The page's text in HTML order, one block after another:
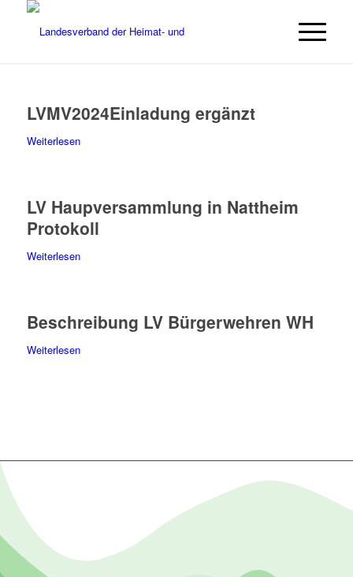
LVMV2024Einladung ergänzt
Weiterlesen
LV Haupversammlung in Nattheim
Protokoll
Weiterlesen
Beschreibung LV Bürgerwehren WH
Weiterlesen